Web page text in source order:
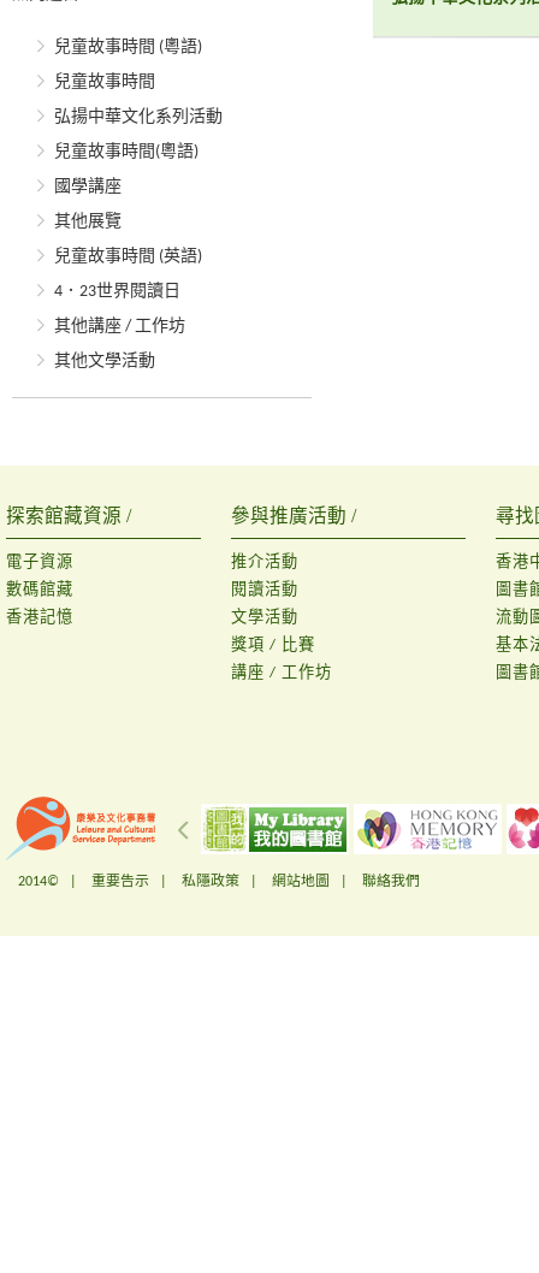
兒童故事時間 (粵語)
兒童故事時間
弘揚中華文化系列活動
兒童故事時間(粵語)
國學講座
其他展覽
兒童故事時間 (英語)
4．23世界閱讀日
其他講座 / 工作坊
其他文學活動
探索館藏資源 /
電子資源
數碼館藏
香港記憶
參與推廣活動 /
推介活動
閱讀活動
文學活動
獎項 / 比賽
講座 / 工作坊
尋找
香港
圖書
流動
基本
圖書
2014© | 重要告示 私隱政策 網站地圖 聯絡我們